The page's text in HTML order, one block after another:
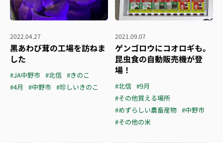
2022.04.27
黒あわび茸の工場を訪ねま
した
#JA中野市 #北信 #きのこ
#4月
#中野市 #珍しいきのこ
2021.09.07
ゲンゴロウにコオロギも。
昆虫食の自動販売機が登
場！
#北信 #9月
#その他買える場所
#めずらしい農畜産物 #中野市
#その他の米